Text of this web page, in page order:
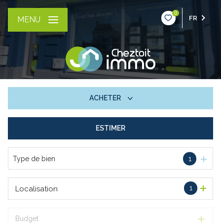
0
FR
MENU
ACHETER
ESTIMER
Type de bien 1
1
Localisation
Budget